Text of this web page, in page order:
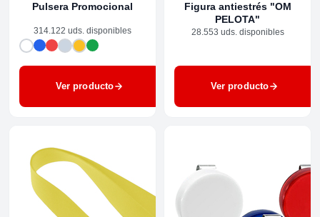
Pulsera Promocional
314.122 uds. disponibles
Ver producto
Figura antiestrés "OM
PELOTA"
28.553 uds. disponibles
Ver producto